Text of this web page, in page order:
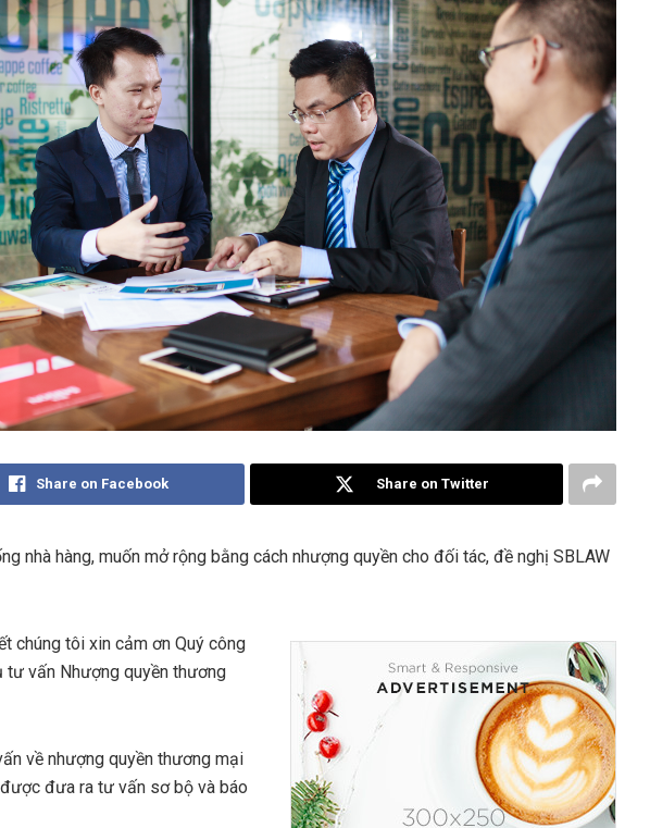
Share on Facebook Share on Twitter
nhà hàng, muốn mở rộng bằng cách nhượng quyền cho đối tác, đề nghị SBLAW
chúng tôi xin cảm ơn Quý công
tư vấn Nhượng quyền thương
về nhượng quyền thương mại
đưa ra tư vấn sơ bộ và báo